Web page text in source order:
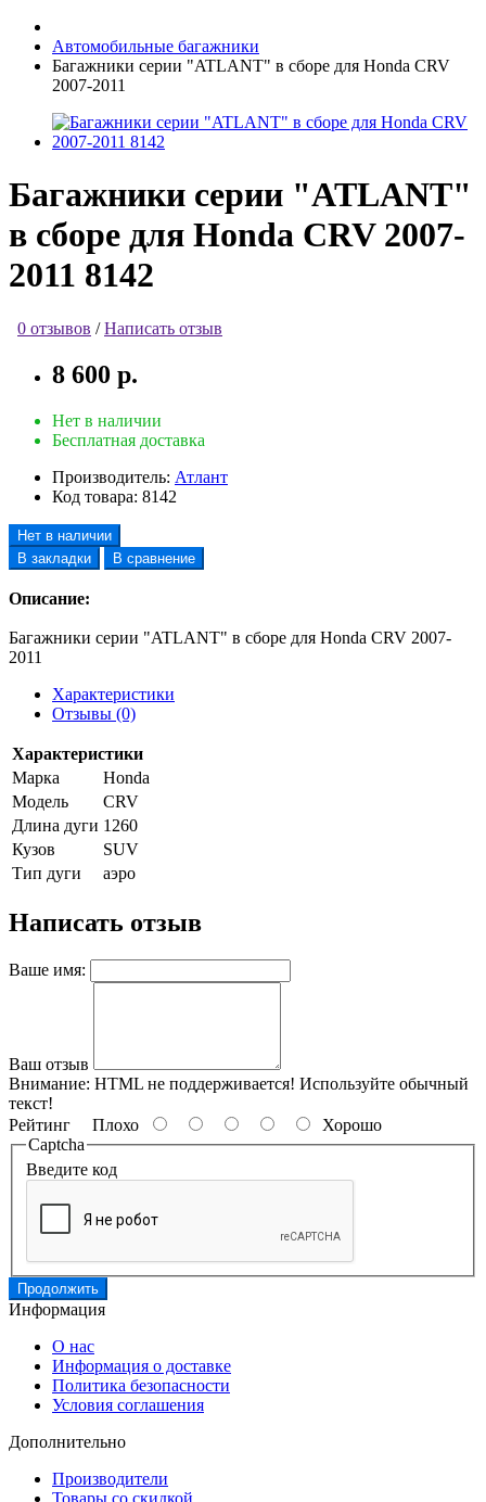
Автомобильные багажники
Багажники серии "ATLANT" в сборе для Honda CRV
2007-2011
Багажники серии "ATLANT"
в сборе для Honda CRV 2007-
2011 8142
0 отзывов /Написать отзыв
8 600 р.
Нет в наличии
Бесплатная доставка
Производитель: Атлант
Код товара: 8142
Нет в наличии
В закладки
В сравнение
Описание:
Багажники серии "ATLANT" в сборе для Honda CRV 2007-
2011
Характеристики
Отзывы (0)
Характеристики
Марка
Honda
Модель
CRV
Длина дуги 1260
Кузов
SUV
Тип дуги
аэро
Написать отзыв
Ваше имя:
Ваш отзыв
Внимание: HTML не поддерживается! Используйте обычный
текст!
Рейтинг Плохо
Хорошо
Captcha
Введите код
Продолжить
Информация
О нас
Информация о доставке
Политика безопасности
Условия соглашения
Дополнительно
Производители
Товары со скидкой